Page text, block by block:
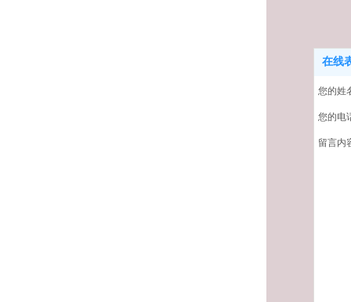
在线
您的姓
您的电
留言内